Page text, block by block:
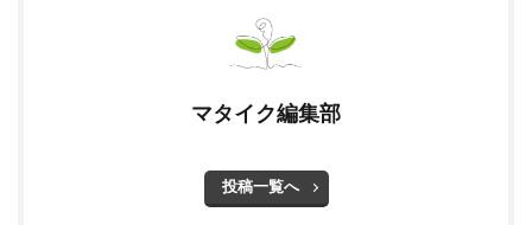
マタイク編集部
投稿一覧へ